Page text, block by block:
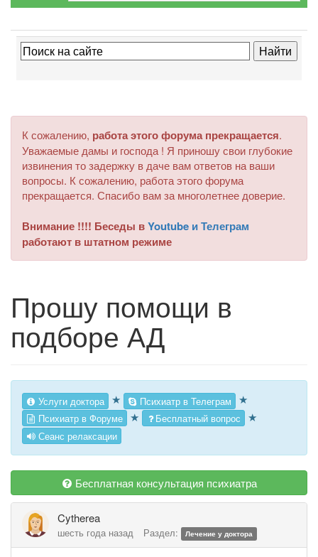
К сожалению, работа этого форума прекращается.
Уважаемые дамы и господа ! Я приношу свои глубокие
извинения то задержку в даче вам ответов на ваши
вопросы. К сожалению, работа этого форума
прекращается. Спасибо вам за многолетнее доверие.
Внимание !!!! Беседы вYoutube и Телеграм
работают в штатном режиме
Прошу помощи в
подборе АД
Услуги доктора ★ Психиатр в Телеграм ★
Психиатр в Форуме ★ Бесплатный вопрос ★
Сеанс релаксации
Бесплатная консультация психиатра
Cytherea
шесть года назад Раздел: Лечение у доктора